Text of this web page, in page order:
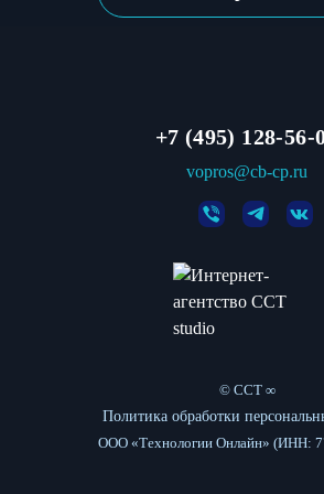
© CCT ∞
Политика обработки
ООО «Технологии Онлайн» (ИНН:
+7 (495) 128-56-
vopros@cb-cp.ru